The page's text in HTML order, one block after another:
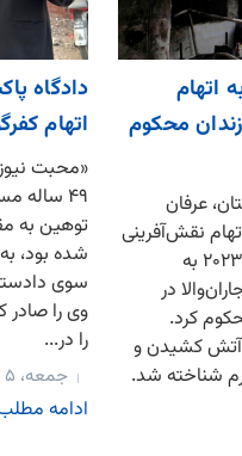
اتهام
به ۱۰ سال زندان محکوم
عرفان
نقش‌آفرینی
در حملات خشونت‌آمیز اگوست ۲۰۲۳ به
در
محکوم کرد.
کشیدن و
شناخته شد.
دادگاه
اتهام
«محبت
۴۹ ساله
توهین به
شده بود،
سوی
را در...
جمعه، ۵ تیر، ۱۴۰۵
ادامه